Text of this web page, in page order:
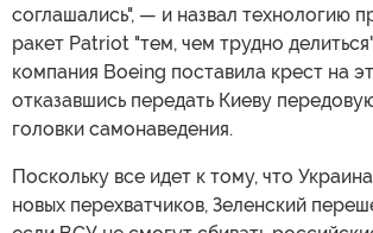
соглашались", — и назвал технологию
ракет Patriot "тем, чем трудно
компания Boeing поставила крест на
отказавшись передать Киеву
головки самонаведения.
Поскольку все идет к тому, что
новых перехватчиков, Зеленский